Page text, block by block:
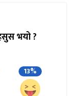
भयो ?
13%